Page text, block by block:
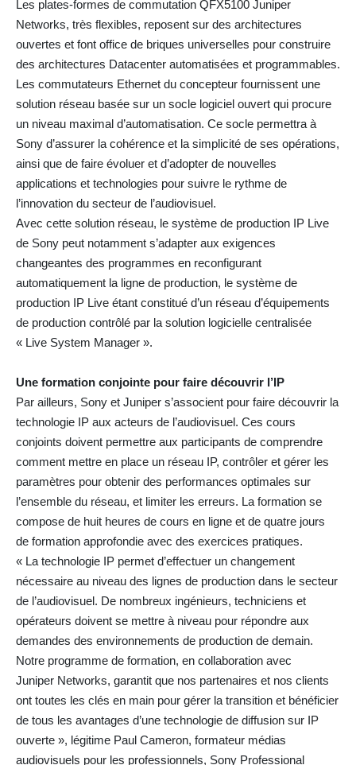
Les plates-formes de commutation QFX5100 Juniper
Networks, très flexibles, reposent sur des architectures
ouvertes et font office de briques universelles pour construire
des architectures Datacenter automatisées et programmables.
Les commutateurs Ethernet du concepteur fournissent une
solution réseau basée sur un socle logiciel ouvert qui procure
un niveau maximal d’automatisation. Ce socle permettra à
Sony d’assurer la cohérence et la simplicité de ses opérations,
ainsi que de faire évoluer et d’adopter de nouvelles
applications et technologies pour suivre le rythme de
l’innovation du secteur de l’audiovisuel.
Avec cette solution réseau, le système de production IP Live
de Sony peut notamment s’adapter aux exigences
changeantes des programmes en reconfigurant
automatiquement la ligne de production, le système de
production IP Live étant constitué d’un réseau d’équipements
de production contrôlé par la solution logicielle centralisée
« Live System Manager ».
Une formation conjointe pour faire découvrir l’IP
Par ailleurs, Sony et Juniper s’associent pour faire découvrir la
technologie IP aux acteurs de l’audiovisuel. Ces cours
conjoints doivent permettre aux participants de comprendre
comment mettre en place un réseau IP, contrôler et gérer les
paramètres pour obtenir des performances optimales sur
l’ensemble du réseau, et limiter les erreurs. La formation se
compose de huit heures de cours en ligne et de quatre jours
de formation approfondie avec des exercices pratiques.
« La technologie IP permet d’effectuer un changement
nécessaire au niveau des lignes de production dans le secteur
de l’audiovisuel. De nombreux ingénieurs, techniciens et
opérateurs doivent se mettre à niveau pour répondre aux
demandes des environnements de production de demain.
Notre programme de formation, en collaboration avec
Juniper Networks, garantit que nos partenaires et nos clients
ont toutes les clés en main pour gérer la transition et bénéficier
de tous les avantages d’une technologie de diffusion sur IP
ouverte », légitime Paul Cameron, formateur médias
audiovisuels pour les professionnels, Sony Professional